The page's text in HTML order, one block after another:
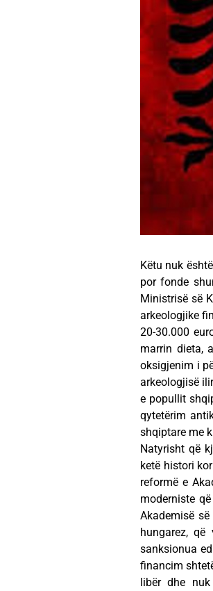
Këtu nuk
por fonde
Ministrisë së
arkeologjike
20-30.000
marrin dieta,
oksigjenim i
arkeologjisë
e popullit
qytetërim
shqiptare me
Natyrisht që
ketë histori
reformë e
moderniste
Akademisë
hungarez,
sanksionua
financim
libër dhe